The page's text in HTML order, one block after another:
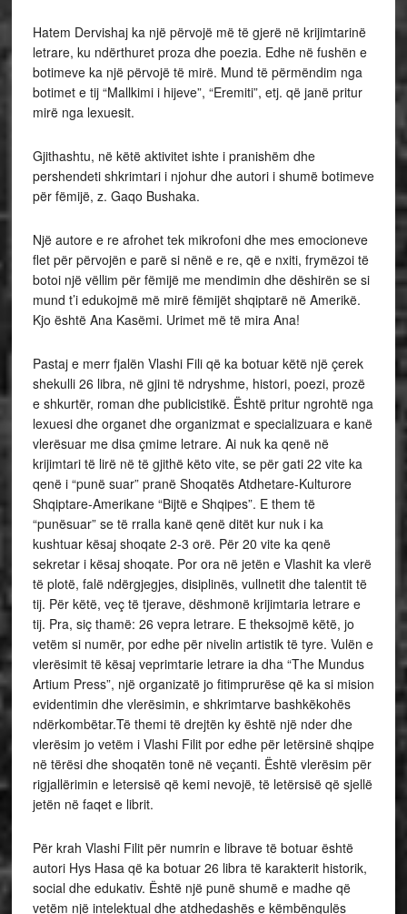
Hatem Dervishaj ka një përvojë më të gjerë në krijimtarinë
letrare, ku ndërthuret proza dhe poezia. Edhe në fushën e
botimeve ka një përvojë të mirë. Mund të përmëndim nga
botimet e tij “Mallkimi i hijeve”, “Eremiti”, etj. që janë pritur
mirë nga lexuesit.
Gjithashtu, në këtë aktivitet ishte i pranishëm dhe
pershendeti shkrimtari i njohur dhe autori i shumë botimeve
për fëmijë, z. Gaqo Bushaka.
Një autore e re afrohet tek mikrofoni dhe mes emocioneve
flet për përvojën e parë si nënë e re, që e nxiti, frymëzoi të
botoi një vëllim për fëmijë me mendimin dhe dëshirën se si
mund t’i edukojmë më mirë fëmijët shqiptarë në Amerikë.
Kjo është Ana Kasëmi. Urimet më të mira Ana!
Pastaj e merr fjalën Vlashi Fili që ka botuar këtë një çerek
shekulli 26 libra, në gjini të ndryshme, histori, poezi, prozë
e shkurtër, roman dhe publicistikë. Është pritur ngrohtë nga
lexuesi dhe organet dhe organizmat e specializuara e kanë
vlerësuar me disa çmime letrare. Ai nuk ka qenë në
krijimtari të lirë në të gjithë këto vite, se për gati 22 vite ka
qenë i “punë suar” pranë Shoqatës Atdhetare-Kulturore
Shqiptare-Amerikane “Bijtë e Shqipes”. E them të
“punësuar” se të rralla kanë qenë ditët kur nuk i ka
kushtuar kësaj shoqate 2-3 orë. Për 20 vite ka qenë
sekretar i kësaj shoqate. Por ora në jetën e Vlashit ka vlerë
të plotë, falë ndërgjegjes, disiplinës, vullnetit dhe talentit të
tij. Për këtë, veç të tjerave, dëshmonë krijimtaria letrare e
tij. Pra, siç thamë: 26 vepra letrare. E theksojmë këtë, jo
vetëm si numër, por edhe për nivelin artistik të tyre. Vulën e
vlerësimit të kësaj veprimtarie letrare ia dha “The Mundus
Artium Press”, një organizatë jo fitimprurëse që ka si mision
evidentimin dhe vlerësimin, e shkrimtarve bashkëkohës
ndërkombëtar.Të themi të drejtën ky është një nder dhe
vlerësim jo vetëm i Vlashi Filit por edhe për letërsinë shqipe
në tërësi dhe shoqatën tonë në veçanti. Është vlerësim për
rigjallërimin e letersisë që kemi nevojë, të letërsisë që sjellë
jetën në faqet e librit.
Për krah Vlashi Filit për numrin e librave të botuar është
autori Hys Hasa që ka botuar 26 libra të karakterit historik,
social dhe edukativ. Është një punë shumë e madhe që
vetëm një intelektual dhe atdhedashës e këmbëngulës